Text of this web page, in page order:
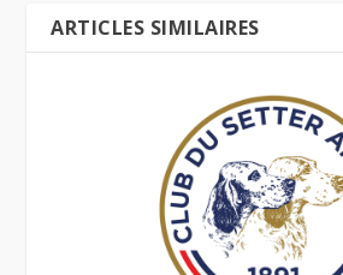
ARTICLES SIMILAIRES